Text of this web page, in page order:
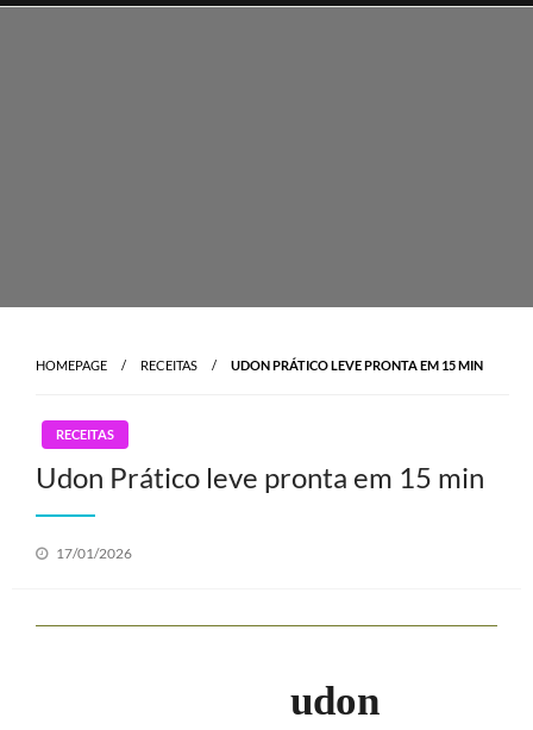
Skip
HOMEPAGE RECEITAS UDON PRÁTICO LEVE PRONTA EM 15 MIN
RECEITAS
Udon Prático leve pronta em 15 min
Posted
17/01/2026
udon